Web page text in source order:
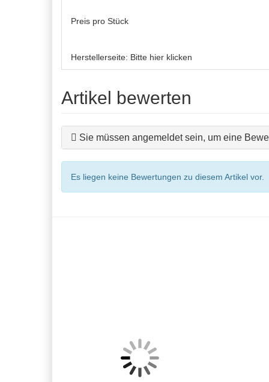
Preis pro Stück
Herstellerseite: Bitte hier klicken
Artikel bewerten
Sie müssen angemeldet sein, um eine
Es liegen keine Bewertungen zu diesem Artikel vor.